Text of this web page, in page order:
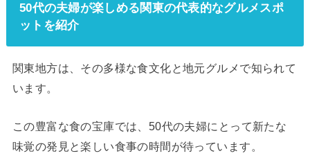
50代の夫婦が楽しめる関東の代表的なグルメスポ
ットを紹介
関東地方は、その多様な食文化と地元グルメで知られて
います。
この豊富な食の宝庫では、50代の夫婦にとって新たな
味覚の発見と楽しい食事の時間が待っています。